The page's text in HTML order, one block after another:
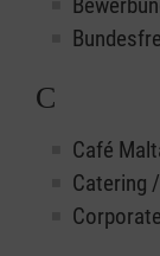
C
Café
Catering